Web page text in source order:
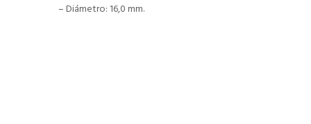
– Diámetro: 16,0 mm.